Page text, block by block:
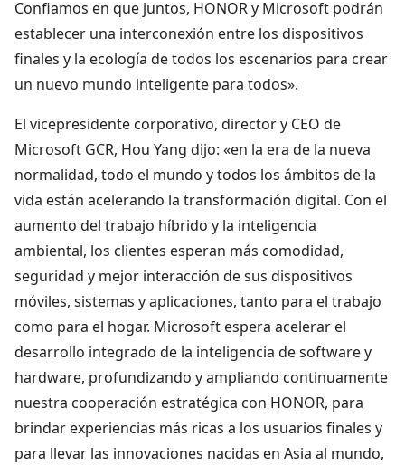
Confiamos en que juntos, HONOR y Microsoft podrán
establecer una interconexión entre los dispositivos
finales y la ecología de todos los escenarios para crear
un nuevo mundo inteligente para todos».
El vicepresidente corporativo, director y CEO de
Microsoft GCR, Hou Yang dijo: «en la era de la nueva
normalidad, todo el mundo y todos los ámbitos de la
vida están acelerando la transformación digital. Con el
aumento del trabajo híbrido y la inteligencia
ambiental, los clientes esperan más comodidad,
seguridad y mejor interacción de sus dispositivos
móviles, sistemas y aplicaciones, tanto para el trabajo
como para el hogar. Microsoft espera acelerar el
desarrollo integrado de la inteligencia de software y
hardware, profundizando y ampliando continuamente
nuestra cooperación estratégica con HONOR, para
brindar experiencias más ricas a los usuarios finales y
para llevar las innovaciones nacidas en Asia al mundo,